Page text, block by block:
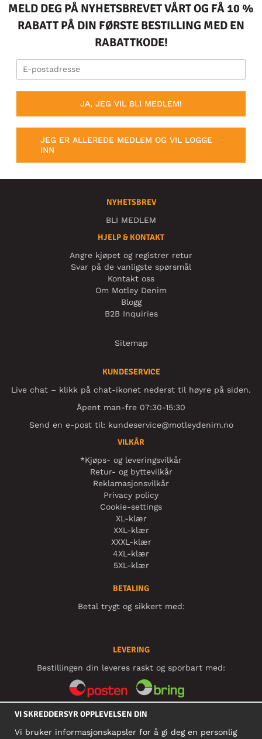
MELD DEG PÅ NYHETSBREVET VÅRT OG FÅ 10 %
RABATT PÅ DIN FØRSTE BESTILLING MED EN
RABATTKODE!
JA, JEG VIL BLI MEDLEM!
JEG ER ALLEREDE MEDLEM OG VIL LOGGE
INN
NYHETSBREV
BLI MEDLEM
HJELP & KONTAKT
Angre kjøpet og registrer retur
Svar på de vanligste spørsmål
Kontakt oss
Om Motley Denim
Blogg
B2B Inquiries
Sitemap
KUNDESERVICE
Live chat – klikk på chat-ikonet nederst til høyre på siden.
Åpent man-fre 07:30-15:30
Send en e-post til: kundeservice@motleydenim.no
VILKÅR
*Kjøps- og leveringsvilkår
Retur- og byttevilkår
Reklamasjonsvilkår
Privacy policy
Cookie-settings
XL-klær
XXL-klær
XXXL-klær
4XL-klær
5XL-klær
BETALING
Betal trygt og sikkert med:
LEVERING
Bestillingen din leveres raskt og sporbart med:
SOSIALE MEDIER
VI SKREDDERSYR OPPLEVELSEN DIN
Vi bruker informasjonskapsler for å gi deg en personlig